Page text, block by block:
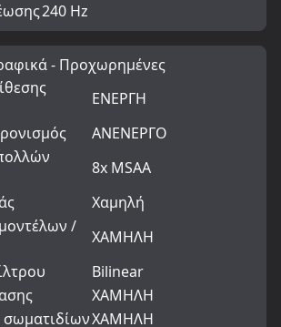
240 Hz
- Προχωρημένες
ΕΝΕΡΓΗ
ΑΝΕΝΕΡΓΟ
8x MSAA
Χαμηλή
/
ΧΑΜΗΛΗ
Bilinear
ΧΑΜΗΛΗ
σωματιδίωνΧΑΜΗΛΗ